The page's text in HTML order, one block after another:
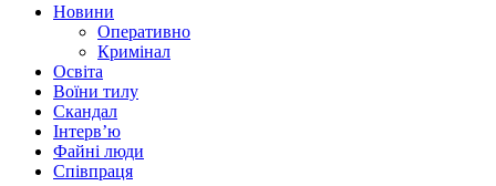
Новини
Оперативно
Кримінал
Освіта
Воїни тилу
Скандал
Інтерв’ю
Файні люди
Співпраця